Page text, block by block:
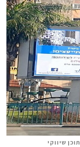
תוכן שיווקי